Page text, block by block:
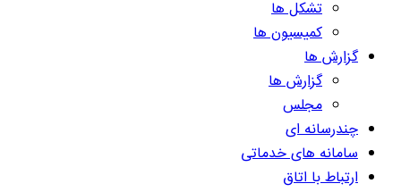
تشکل ها
کمیسیون ها
گزارش ها
گزارش ها
مجلس
چندرسانه ای
سامانه های خدماتی
ارتباط با اتاق